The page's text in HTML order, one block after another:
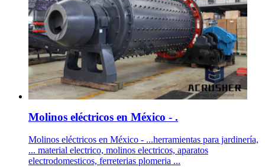
Molinos eléctricos en México - .
Molinos eléctricos en México - ...herramientas para jardinería,
... material electrico, molinos electricos, aparatos
electrodomesticos, ferreterias plomeria ...